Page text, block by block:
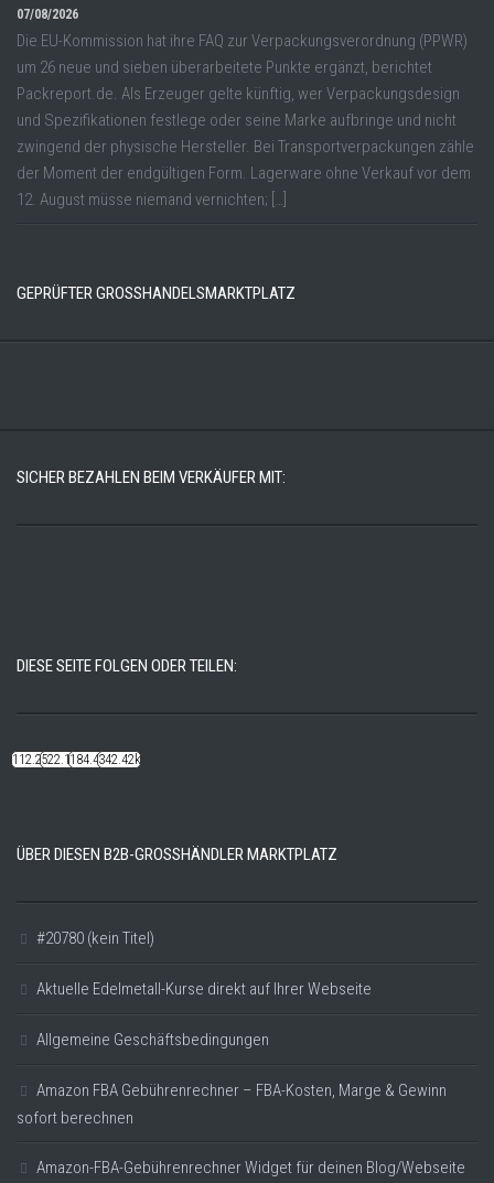
07/08/2026
Die EU-Kommission hat ihre FAQ zur Verpackungsverordnung (PPWR)
um 26 neue und sieben überarbeitete Punkte ergänzt, berichtet
Packreport.de. Als Erzeuger gelte künftig, wer Verpackungsdesign
und Spezifikationen festlege oder seine Marke aufbringe und nicht
zwingend der physische Hersteller. Bei Transportverpackungen zähle
der Moment der endgültigen Form. Lagerware ohne Verkauf vor dem
12. August müsse niemand vernichten; […]
GEPRÜFTER GROSSHANDELSMARKTPLATZ
SICHER BEZAHLEN BEIM VERKÄUFER MIT:
DIESE SEITE FOLGEN ODER TEILEN:
112.22k522.14k184.48k342.42k
ÜBER DIESEN B2B-GROSSHÄNDLER MARKTPLATZ
#20780 (kein Titel)
Aktuelle Edelmetall-Kurse direkt auf Ihrer Webseite
Allgemeine Geschäftsbedingungen
Amazon FBA Gebührenrechner – FBA-Kosten, Marge & Gewinn
sofort berechnen
Amazon-FBA-Gebührenrechner Widget für deinen Blog/Webseite